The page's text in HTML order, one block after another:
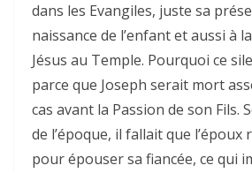
dans les Evangiles, juste sa
naissance de l’enfant et aussi à
Jésus au Temple. Pourquoi ce
parce que Joseph serait mort
cas avant la Passion de son Fils.
de l’époque, il fallait que
pour épouser sa fiancée, ce qui